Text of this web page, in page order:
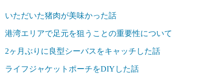
いただいた猪肉が美味かった話
港湾エリアで足元を狙うことの重要性について
2ヶ月ぶりに良型シーバスをキャッチした話
ライフジャケットポーチをDIYした話